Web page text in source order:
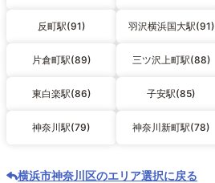
反町駅(91) 羽沢横浜国大駅(91)
片倉町駅(89) 三ツ沢上町駅(88)
東白楽駅(86) 子安駅(85)
神奈川駅(79) 神奈川新町駅(78)
横浜市神奈川区のエリア選択に戻る